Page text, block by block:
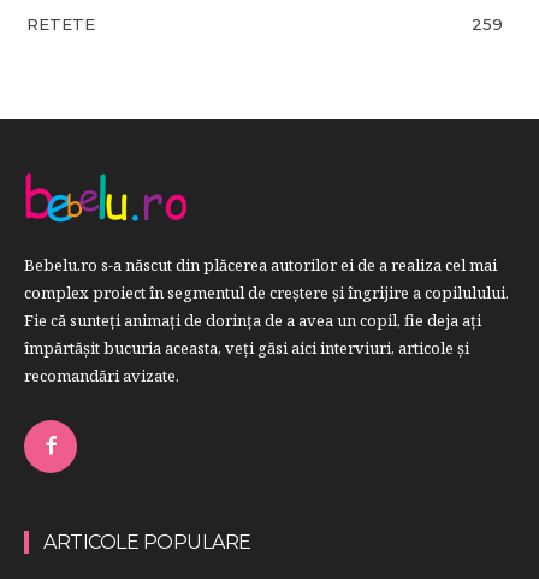
RETETE
259
Bebelu.ro s-a născut din plăcerea autorilor ei de a realiza cel mai
complex proiect în segmentul de creştere şi îngrijire a copilulului.
Fie că sunteţi animaţi de dorinţa de a avea un copil, fie deja aţi
împărtăşit bucuria aceasta, veți găsi aici interviuri, articole şi
recomandări avizate.
ARTICOLE POPULARE